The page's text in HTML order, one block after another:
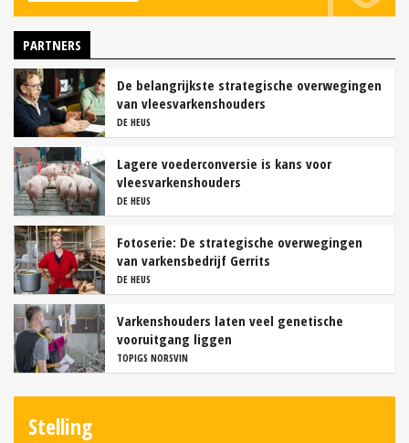
PARTNERS
De belangrijkste strategische overwegingen
van vleesvarkenshouders
DE HEUS
Lagere voederconversie is kans voor
vleesvarkenshouders
DE HEUS
Fotoserie: De strategische overwegingen
van varkensbedrijf Gerrits
DE HEUS
Varkenshouders laten veel genetische
vooruitgang liggen
TOPIGS NORSVIN
Stelling